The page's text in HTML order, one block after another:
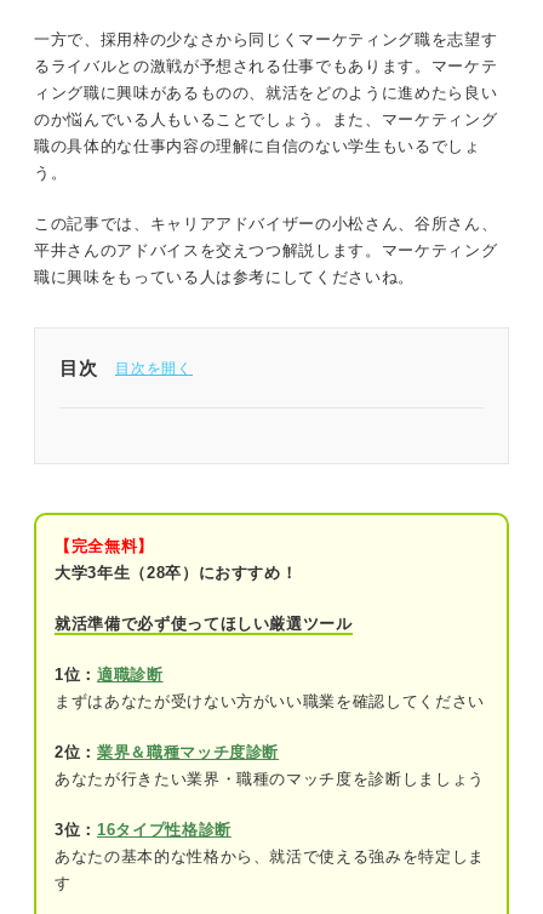
※AIの特性上、間違いが含まれている場合があります。記事本文
と併せてご確認ください。
一方で、採用枠の少なさから同じくマーケティング職を志望す
るライバルとの激戦が予想される仕事でもあります。マーケテ
ィング職に興味があるものの、就活をどのように進めたら良い
のか悩んでいる人もいることでしょう。また、マーケティング
職の具体的な仕事内容の理解に自信のない学生もいるでしょ
う。
この記事では、キャリアアドバイザーの小松さん、谷所さん、
平井さんのアドバイスを交えつつ解説します。マーケティング
職に興味をもっている人は参考にしてくださいね。
目次
まずはマーケティング職の4つの種類を知っておこ
う
①オフラインマーケティング
②デジタルマーケティング
マストで押さえて！ マーケティング職の仕事内容
市場調査
【完全無料】
大学3年生（28卒）におすすめ！
就活準備で必ず使ってほしい厳選ツール
1位： 適職診断
まずはあなたが受けない方がいい職業を確認してください
2位： 業界＆職種マッチ度診断
あなたが行きたい業界・職種のマッチ度を診断しましょう
3位： 16タイプ性格診断
あなたの基本的な性格から、就活で使える強みを特定しま
す